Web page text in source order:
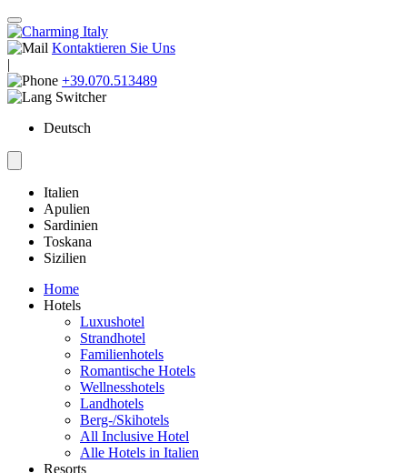
Kontaktieren Sie Uns
|
+39.070.513489
Deutsch
Italien
Apulien
Sardinien
Toskana
Sizilien
Home
Hotels
Luxushotel
Strandhotel
Familienhotels
Romantische Hotels
Wellnesshotels
Landhotels
Berg-/Skihotels
All Inclusive Hotel
Alle Hotels in Italien
Resorts